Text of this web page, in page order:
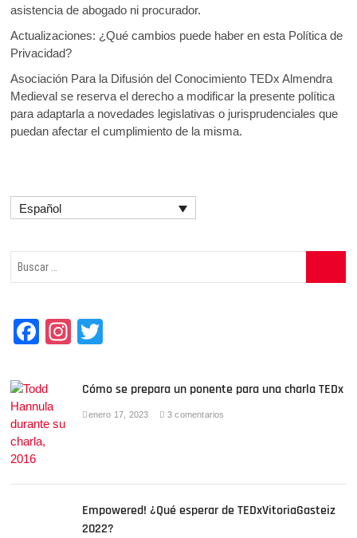
asistencia de abogado ni procurador.
Actualizaciones: ¿Qué cambios puede haber en esta Política de
Privacidad?
Asociación Para la Difusión del Conocimiento TEDx Almendra
Medieval se reserva el derecho a modificar la presente política
para adaptarla a novedades legislativas o jurisprudenciales que
puedan afectar el cumplimiento de la misma.
Español
F
c
e
b
o
In
a
gr
tt
er
Cómo se prepara un ponente para una charla TEDx
enero 17, 2023 3 comentarios
Empowered! ¿Qué esperar de TEDxVitoriaGasteiz
2022?